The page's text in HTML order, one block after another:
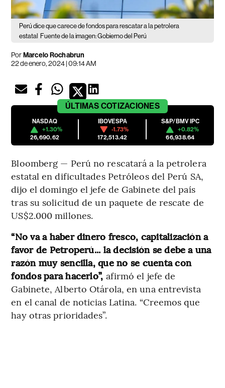
Perú dice que carece de fondos para rescatar a la petrolera
estatal Fuente de la imagen: Gobierno del Perú
PorMarcelo Rochabrun
22 de enero, 2024 | 09:14 AM
ÚLTIMAS COTIZACIONES
NASDAQ
+1.30%
26,690.62
IBOVESPA
-1.73%
172,513.42
S&P/BMV IPC
+0.82%
66,938.64
Bloomberg — Perú no rescatará a la petrolera
estatal en dificultades Petróleos del Perú SA,
dijo el domingo el jefe de Gabinete del país
tras su solicitud de un paquete de rescate de
US$2.000 millones.
“No va a haber dinero fresco, capitalización a
favor de Petroperú... la decisión se debe a una
razón muy sencilla, que no se cuenta con
fondos para hacerlo”, afirmó el jefe de
Gabinete, Alberto Otárola, en una entrevista
en el canal de noticias Latina. “Creemos que
hay otras prioridades”.